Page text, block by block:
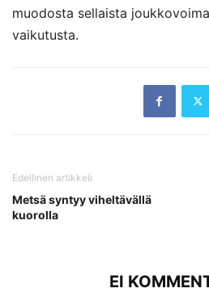
muodosta sellaista
vaikutusta.
Edellinen artikkeli
Metsä syntyy viheltävällä
kuorolla
EI